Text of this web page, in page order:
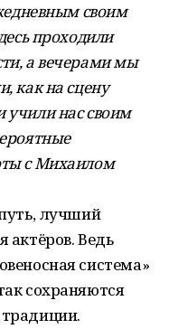
своим
проходили
а вечерами мы
как на сцену
нас своим
с Михаилом
лучший
актёров. Ведь
система»
сохраняются